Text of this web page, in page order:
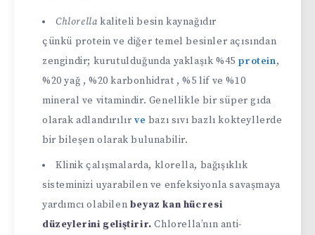
Chlorellakaliteli besin kaynağıdır
çünkü protein ve diğer temel besinler açısından
zengindir; kurutulduğunda yaklaşık %45 protein,
%20 yağ , %20 karbonhidrat , %5 lif ve %10
mineral ve vitamindir. Genellikle bir süper gıda
olarak adlandırılır ve bazı sıvı bazlı kokteyllerde
bir bileşen olarak bulunabilir.
Klinik çalışmalarda, klorella, bağışıklık
sisteminizi uyarabilen ve enfeksiyonla savaşmaya
yardımcı olabilen beyaz kan hücresi
düzeylerini geliştirir.Chlorella’nın anti-